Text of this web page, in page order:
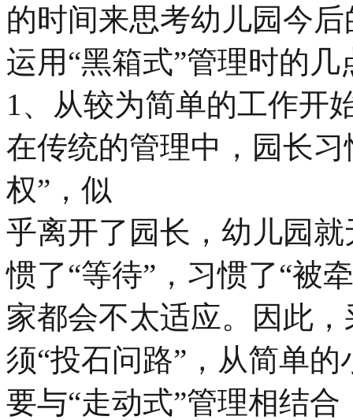
的时间来思考幼儿园今
运用“黑箱式”管理时的几
1、从较为简单的工作开
在传统的管理中，园长
权”，似
乎离开了园长，幼儿园
惯了“等待”，习惯了“被
家都会不太适应。因此
须“投石问路”，从简单
要与“走动式”管理相结合